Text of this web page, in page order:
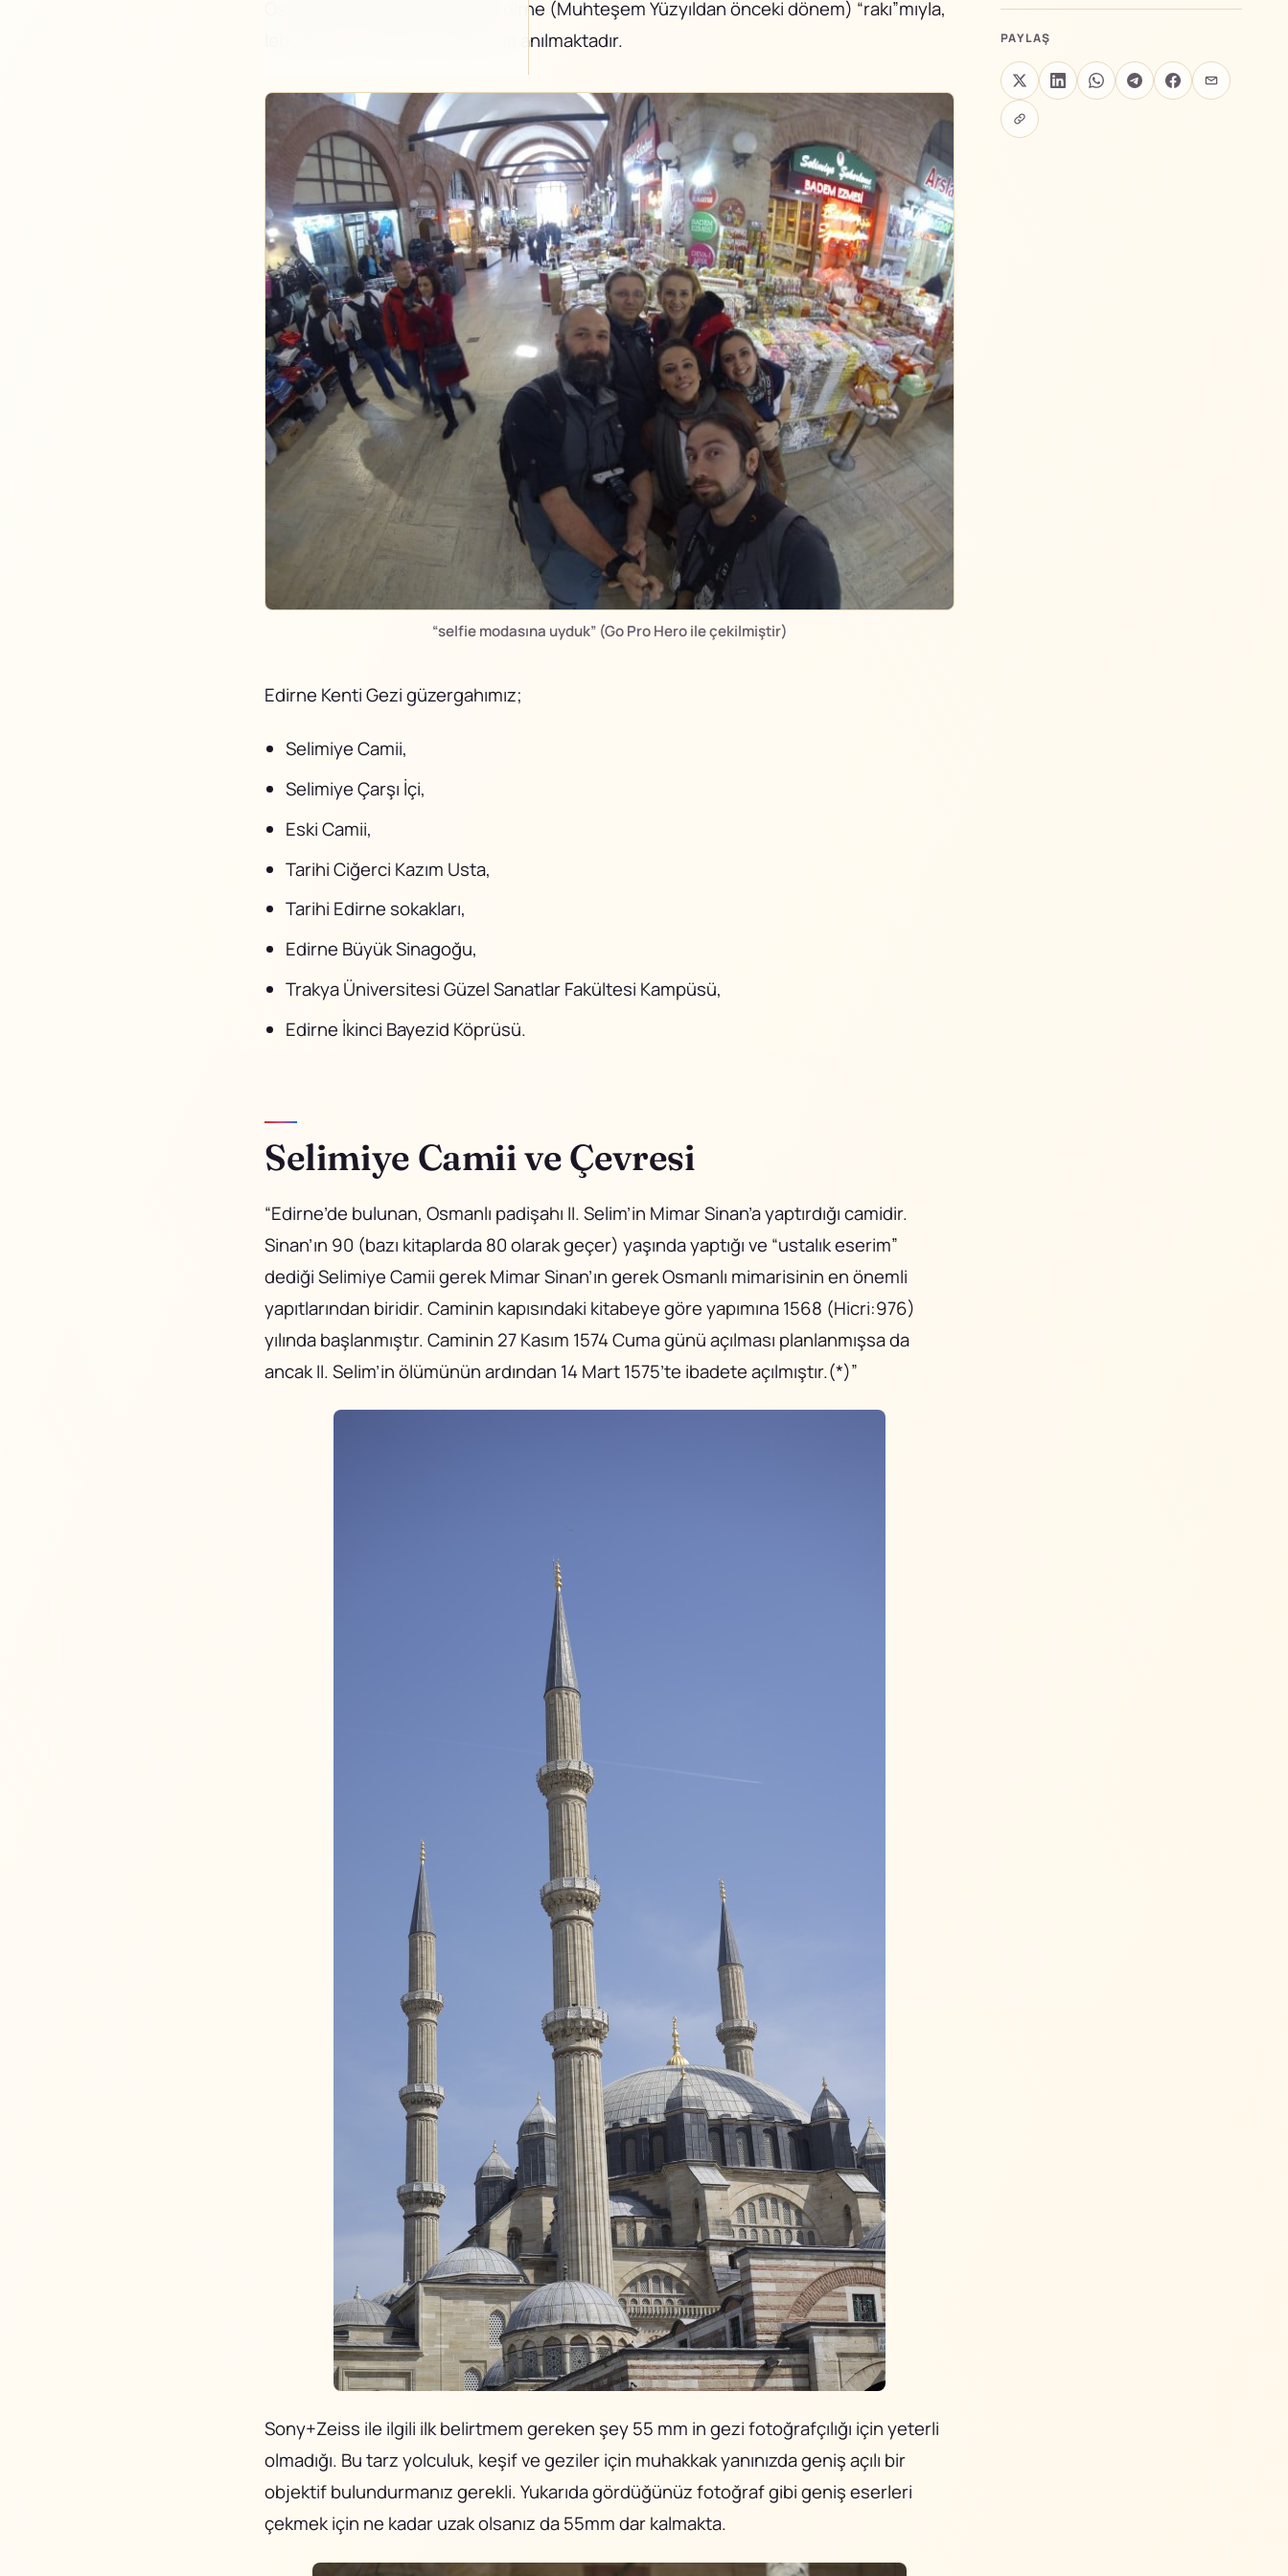
Osmanlıya başkentlik yapan Edirne (Muhteşem Yüzyıldan önceki dönem) “rakı”mıyla,
lehçesiyle ve neşeli insanları ile anılmaktadır.
“selfie modasına uyduk” (Go Pro Hero ile çekilmiştir)
Edirne Kenti Gezi güzergahımız;
Selimiye Camii,
Selimiye Çarşı İçi,
Eski Camii,
Tarihi Ciğerci Kazım Usta,
Tarihi Edirne sokakları,
Edirne Büyük Sinagoğu,
Trakya Üniversitesi Güzel Sanatlar Fakültesi Kampüsü,
Edirne İkinci Bayezid Köprüsü.
Selimiye Camii ve Çevresi
“Edirne’de bulunan, Osmanlı padişahı II. Selim’in Mimar Sinan’a yaptırdığı camidir.
Sinan’ın 90 (bazı kitaplarda 80 olarak geçer) yaşında yaptığı ve “ustalık eserim”
dediği Selimiye Camii gerek Mimar Sinan’ın gerek Osmanlı mimarisinin en önemli
yapıtlarından biridir. Caminin kapısındaki kitabeye göre yapımına 1568 (Hicri:976)
yılında başlanmıştır. Caminin 27 Kasım 1574 Cuma günü açılması planlanmışsa da
ancak II. Selim’in ölümünün ardından 14 Mart 1575’te ibadete açılmıştır.(*)”
Sony+Zeiss ile ilgili ilk belirtmem gereken şey 55 mm in gezi fotoğrafçılığı için yeterli
olmadığı. Bu tarz yolculuk, keşif ve geziler için muhakkak yanınızda geniş açılı bir
objektif bulundurmanız gerekli. Yukarıda gördüğünüz fotoğraf gibi geniş eserleri
çekmek için ne kadar uzak olsanız da 55mm dar kalmakta.
PAYLAŞ